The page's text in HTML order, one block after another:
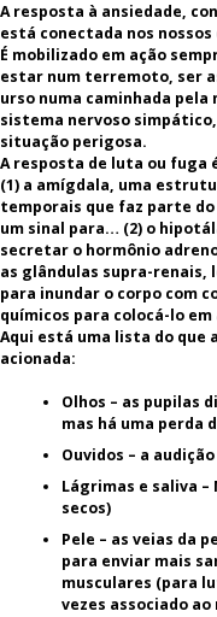
A resposta à ansiedade,
está conectada nos
É mobilizado em ação
estar num terremoto, ser
urso numa caminhada
sistema nervoso
situação perigosa.
A resposta de luta ou fuga
(1) a amígdala, uma
temporais que faz parte
um sinal para… (2) o
secretar o hormônio
as glândulas supra-renais,
para inundar o corpo com
químicos para colocá-lo em
Aqui está uma lista do que
acionada:
Olhos – as pupilas
mas há uma perda
Ouvidos – a
Lágrimas e saliva –
secos)
Pele – as veias da
para enviar mais
musculares (para
vezes associado ao